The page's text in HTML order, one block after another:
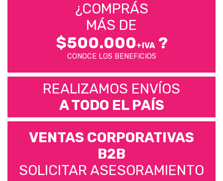
¿COMPRÁS
MÁS DE
$500.000+IVA?
CONOCE LOS BENEFICIOS
REALIZAMOS ENVÍOS
A TODO EL PAÍS
VENTAS CORPORATIVAS
B2B
SOLICITAR ASESORAMIENTO